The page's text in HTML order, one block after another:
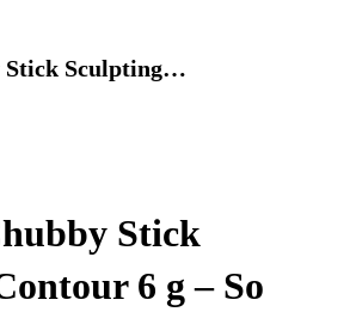
Stick Sculpting…
kr..
Stick
6 g – So